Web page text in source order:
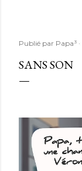
Publié par Papa³
SANS SON